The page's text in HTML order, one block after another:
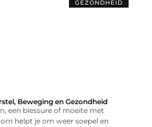
GEZONDHEID
Beweging en Gezondheid
een blessure of moeite met
helpt je om weer soepel en